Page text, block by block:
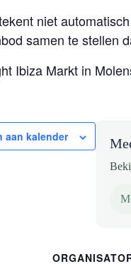
niet
samen te stellen
Ibiza Markt in
aan kalender